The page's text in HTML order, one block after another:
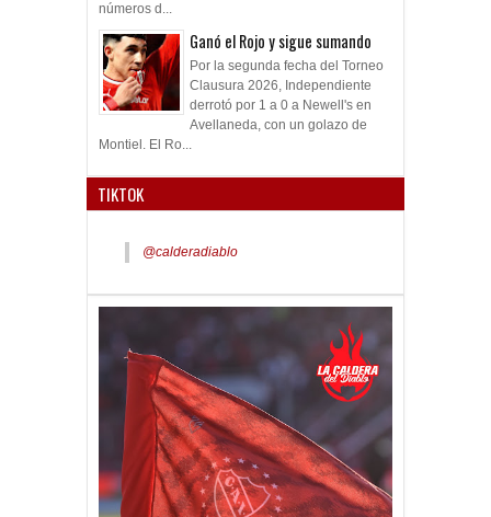
números d...
Ganó el Rojo y sigue sumando
Por la segunda fecha del Torneo
Clausura 2026, Independiente
derrotó por 1 a 0 a Newell's en
Avellaneda, con un golazo de
Montiel. El Ro...
TIKTOK
@calderadiablo